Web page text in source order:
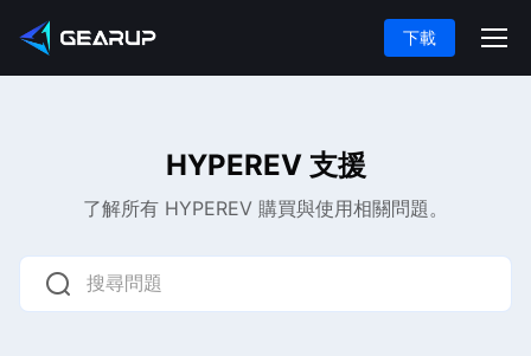
下載
HYPEREV 支援
了解所有 HYPEREV 購買與使用相關問題。